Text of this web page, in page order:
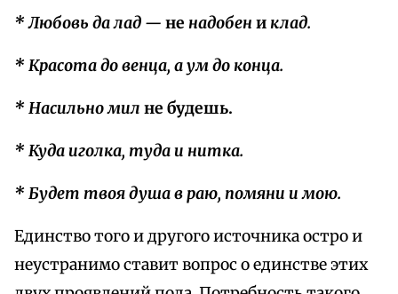
* Любовь да лад — не надобен иклад.
* Красота до венца, а ум до конца.
* Насильно мил не будешь.
* Куда иголка, туда и нитка.
* Будет твоя душа в раю, помяни и мою.
Единство того и другого источника остро и
неустранимо ставит вопрос о единстве этих